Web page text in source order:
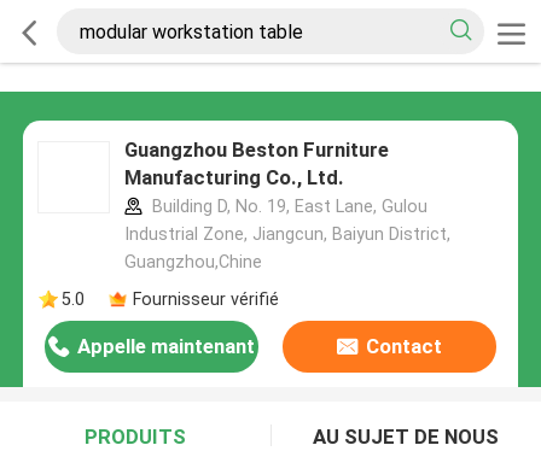
Guangzhou Beston Furniture
Manufacturing Co., Ltd.
Building D, No. 19, East Lane, Gulou
Industrial Zone, Jiangcun, Baiyun District,
Guangzhou,Chine
5.0
Fournisseur vérifié
Appelle maintenant Contact
PRODUITS AU SUJET DE NOUS